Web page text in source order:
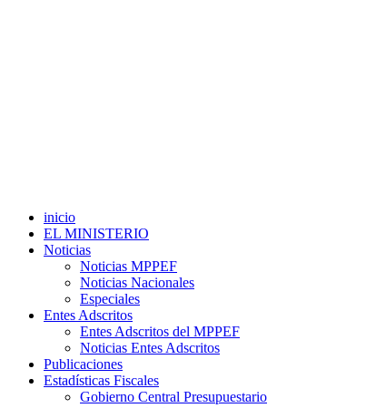
inicio
EL MINISTERIO
Noticias
Noticias MPPEF
Noticias Nacionales
Especiales
Entes Adscritos
Entes Adscritos del MPPEF
Noticias Entes Adscritos
Publicaciones
Estadísticas Fiscales
Gobierno Central Presupuestario